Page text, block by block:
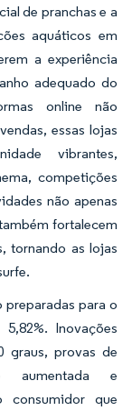
de pranchas e a
aquáticos em
a experiência
adequado do
online não
essas lojas
vibrantes,
competições
não apenas
fortalecem
tornando as lojas
preparadas para o
Inovações
graus, provas de
aumentada e
consumidor que